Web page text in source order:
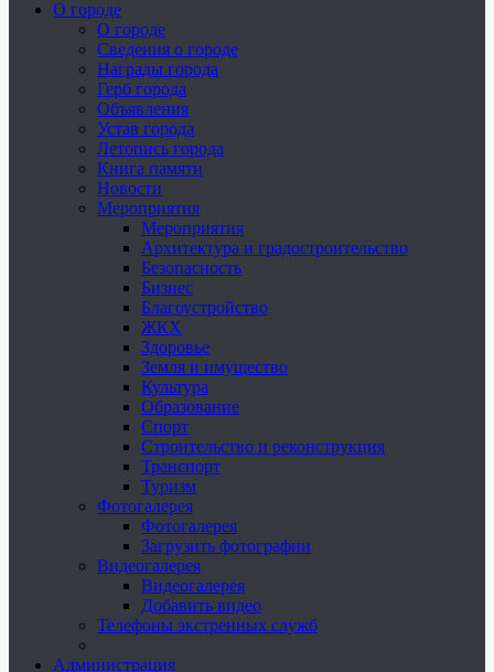
О городе
О городе
Сведения о городе
Награды города
Герб города
Объявления
Устав города
Летопись города
Книга памяти
Новости
Мероприятия
Мероприятия
Архитектура и градостроительство
Безопасность
Бизнес
Благоустройство
ЖКХ
Здоровье
Земля и имущество
Культура
Образование
Спорт
Строительство и реконструкция
Транспорт
Туризм
Фотогалерея
Фотогалерея
Загрузить фотографии
Видеогалерея
Видеогалерея
Добавить видео
Телефоны экстренных служб
Администрация